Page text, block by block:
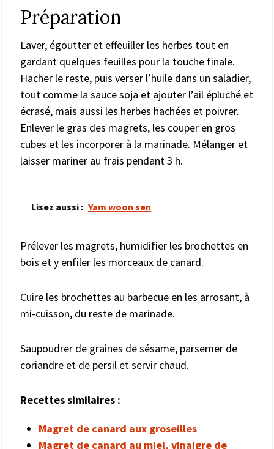
Préparation
Laver, égoutter et effeuiller les herbes tout en
gardant quelques feuilles pour la touche finale.
Hacher le reste, puis verser l’huile dans un saladier,
tout comme la sauce soja et ajouter l’ail épluché et
écrasé, mais aussi les herbes hachées et poivrer.
Enlever le gras des magrets, les couper en gros
cubes et les incorporer à la marinade. Mélanger et
laisser mariner au frais pendant 3 h.
Lisez aussi : Yam woon sen
Prélever les magrets, humidifier les brochettes en
bois et y enfiler les morceaux de canard.
Cuire les brochettes au barbecue en les arrosant, à
mi-cuisson, du reste de marinade.
Saupoudrer de graines de sésame, parsemer de
coriandre et de persil et servir chaud.
Recettes similaires :
Magret de canard aux groseilles
Magret de canard au miel, vinaigre de